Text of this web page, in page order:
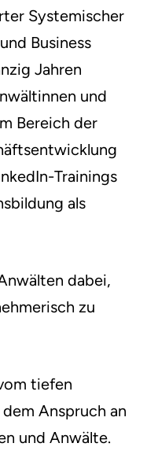
Systemischer
Business
Jahren
und
Bereich der
Trainings
als
dabei,
zu
tiefen
Anspruch an
und Anwälte.